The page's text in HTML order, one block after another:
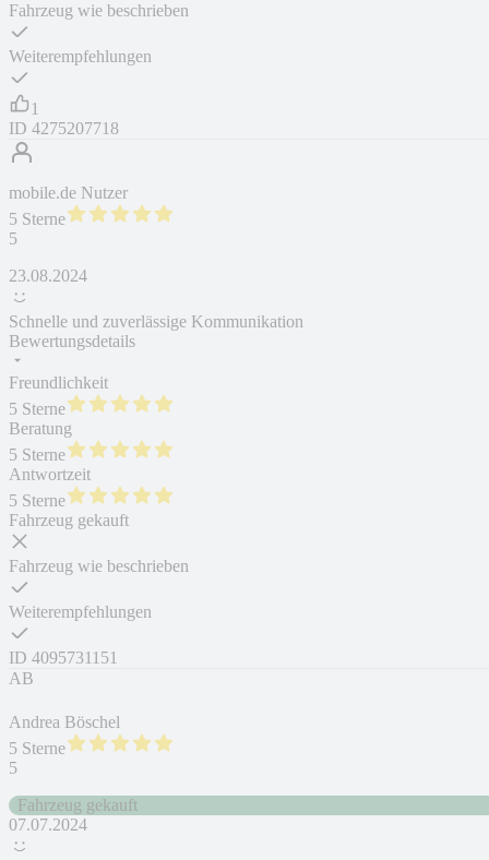
Fahrzeug wie beschrieben
Weiterempfehlungen
1
ID 4275207718
mobile.de Nutzer
5 Sterne
5
23.08.2024
Schnelle und zuverlässige Kommunikation
Bewertungsdetails
Freundlichkeit
5 Sterne
Beratung
5 Sterne
Antwortzeit
5 Sterne
Fahrzeug gekauft
Fahrzeug wie beschrieben
Weiterempfehlungen
ID 4095731151
AB
Andrea Böschel
5 Sterne
5
Fahrzeug gekauft
07.07.2024